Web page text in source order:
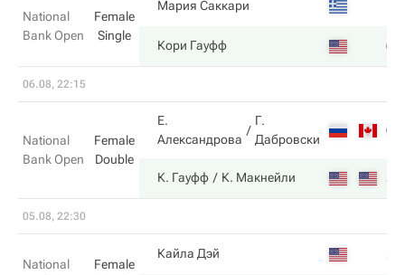
National
Bank Open
Female
Single
Мария Саккари
Кори Гауфф 6
06.08, 22:15
National
Bank Open
Female
Double
Е.
Александрова
Г.
Дабровски
6
К. Гауфф К. Макнейли 3
05.08, 22:30
National
Female
Кайла Дэй 2